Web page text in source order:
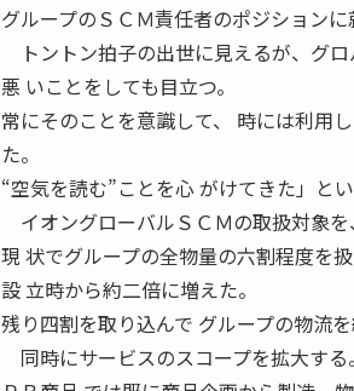
グループのＳＣＭ責任者のポジションに
トントン拍子の出世に見えるが、グ
悪 いことをしても目立つ。
常にそのことを意識して、 時には利用
た。
“空気を読む”ことを心 がけてきた」とい
イオングローバルＳＣＭの取扱対象を
現 状でグループの全物量の六割程度を扱
設 立時から約二倍に増えた。
残り四割を取り込んで グループの物流を
同時にサービスのスコープを拡大する。